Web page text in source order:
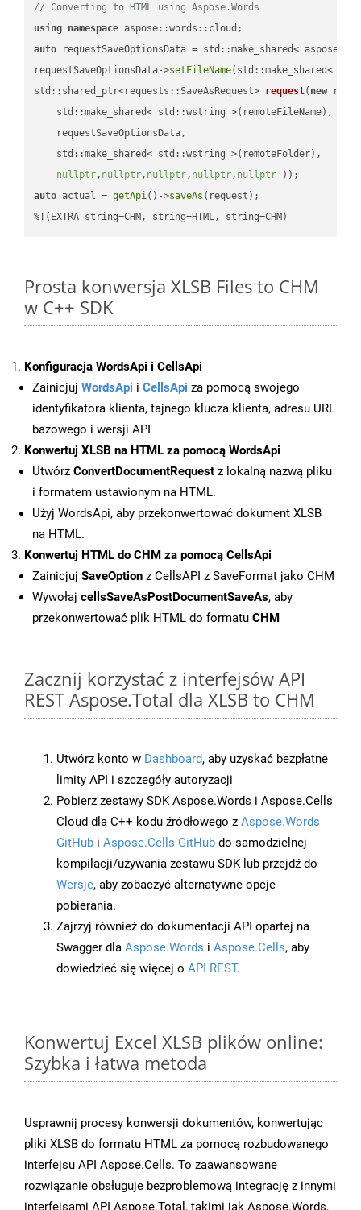
// Converting to HTML using Aspose.Words
using namespace
auto requestSaveOptionsData = std::make_shared<
requestSaveOptionsData->setFileName(std::make_shared<
std::shared_ptr<requests::SaveAsRequest> request( new
    std::make_shared< std::wstring >(remoteFileName),
    requestSaveOptionsData,
    std::make_shared< std::wstring >(remoteFolder),
nullptr, nullptr, nullptr, nullptr, nullptr ))
auto actual = getApi()->saveAs (request);
%!(EXTRA string=CHM, string=HTML, string=CHM)
Prosta konwersja XLSB Files to CHM
w C++ SDK
Konfiguracja WordsApi i CellsApi
Zainicjuj WordsApi i CellsApi za pomocą swojego
identyfikatora klienta, tajnego klucza klienta, adresu URL
bazowego i wersji API
Konwertuj XLSB na HTML za pomocą WordsApi
Utwórz ConvertDocumentRequest z lokalną nazwą pliku
i formatem ustawionym na HTML.
Użyj WordsApi, aby przekonwertować dokument XLSB
na HTML.
Konwertuj HTML do CHM za pomocą CellsApi
Zainicjuj SaveOption z CellsAPI z SaveFormat jako CHM
Wywołaj cellsSaveAsPostDocumentSaveAs, aby
przekonwertować plik HTML do formatu CHM
Zacznij korzystać z interfejsów API
REST Aspose.Total dla XLSB to CHM
Utwórz konto w Dashboard, aby uzyskać bezpłatne
limity API i szczegóły autoryzacji
Pobierz zestawy SDK Aspose.Words i Aspose.Cells
Cloud dla C++ kodu źródłowego z Aspose.Words
GitHub i Aspose.Cells GitHub do samodzielnej
kompilacji/używania zestawu SDK lub przejdź do
Wersje, aby zobaczyć alternatywne opcje
pobierania.
Zajrzyj również do dokumentacji API opartej na
Swagger dla Aspose.Words i Aspose.Cells, aby
dowiedzieć się więcej o API REST.
Konwertuj Excel XLSB plików online:
Szybka i łatwa metoda
Usprawnij procesy konwersji dokumentów, konwertując
pliki XLSB do formatu HTML za pomocą rozbudowanego
interfejsu API Aspose.Cells. To zaawansowane
rozwiązanie obsługuje bezproblemową integrację z innymi
interfejsami API Aspose.Total, takimi jak Aspose.Words,